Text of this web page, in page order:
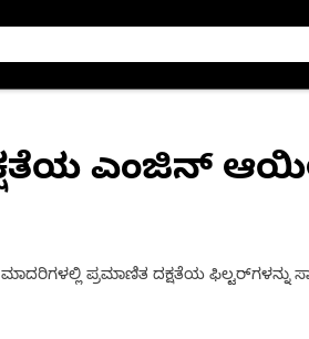
ಎಂಜಿನ್
ಪ್ರಮಾಣಿತ ದಕ್ಷತೆಯ ಫಿಲ್ಟರ್‌ಗಳನ್ನು